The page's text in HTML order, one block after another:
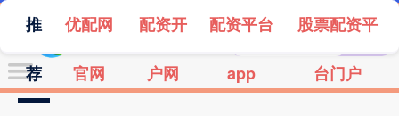
推
荐
优配网
官网
配资开
户网
配资平台
app
股票配资平
台门户